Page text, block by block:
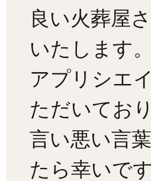
良い火葬屋
いたします。
アプリシエ
ただいてお
言い悪い言
たら幸いです